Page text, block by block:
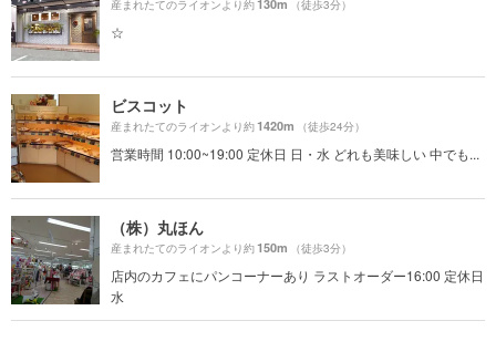
産まれたてのライオンより約130m （徒歩3分）
☆
ビスコット
産まれたてのライオンより約1420m （徒歩24分）
営業時間 10:00~19:00 定休日 日・水 どれも美味しい 中でも...
（株）丸ほん
産まれたてのライオンより約150m （徒歩3分）
店内のカフェにパンコーナーあり ラストオーダー16:00 定休日
水